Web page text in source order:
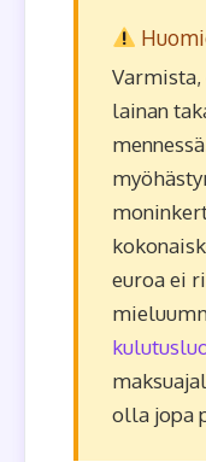
lainan
euroa ei
olla jopa